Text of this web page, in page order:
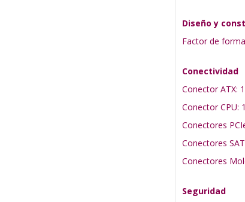
Diseño y
Factor de
Conectividad
Conector ATX:
Conector CPU:
Conectores
Conectores
Conectores
Seguridad